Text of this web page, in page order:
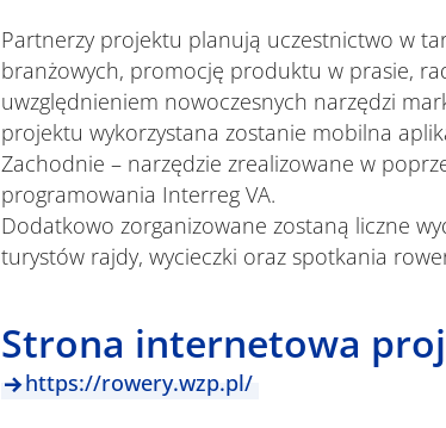
Partnerzy projektu planują uczestnictwo w
branżowych, promocję produktu w prasie,
uwzględnieniem nowoczesnych narzędzi
projektu wykorzystana zostanie mobilna
Zachodnie – narzędzie zrealizowane w
programowania Interreg VA.
Dodatkowo zorganizowane zostaną liczne
turystów rajdy, wycieczki oraz spotkania
Strona internetowa
https://rowery.wzp.pl/